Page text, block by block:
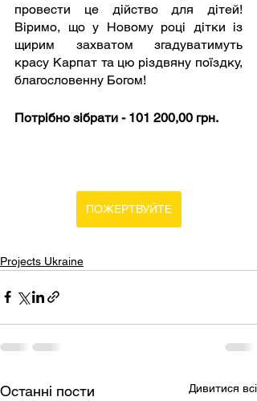
провести це дійство для дітей!
Віримо, що у Новому році дітки із
щирим захватом згадуватимуть
красу Карпат та цю різдвяну поїздку,
благословенну Богом!
Потрібно зібрати - 101 200,00 грн.
ПОЖЕРТВУЙТЕ
Projects Ukraine
Останні пости Дивитися всі